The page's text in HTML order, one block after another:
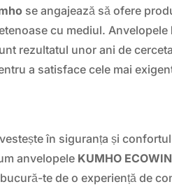
se angajează să ofere
cu mediul. Anvelopele
rezultatul unor ani de
a satisface cele mai
în siguranța și
anvelopele KUMHO
te de o experiență de